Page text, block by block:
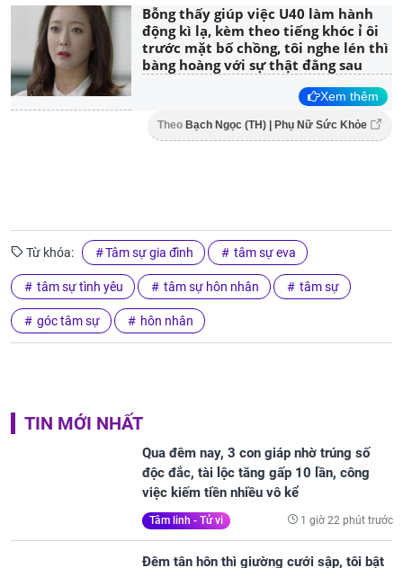
Bỗng thấy giúp việc U40 làm hành
động kì lạ, kèm theo tiếng khóc ỉ ôi
trước mặt bố chồng, tôi nghe lén thì
bàng hoàng với sự thật đằng sau
Xem thêm
Theo Bạch Ngọc (TH) | Phụ Nữ Sức Khỏe
Từ khóa: Tâm sự gia đình tâm sự eva
tâm sự tình yêu tâm sự hôn nhân tâm sự
góc tâm sự hôn nhân
TIN MỚI NHẤT
Qua đêm nay, 3 con giáp nhờ trúng số
độc đắc, tài lộc tăng gấp 10 lần, công
việc kiếm tiền nhiều vô kể
Tâm linh - Tử vi 1 giờ 22 phút trước
Đêm tân hôn thì giường cưới sập, tôi bật